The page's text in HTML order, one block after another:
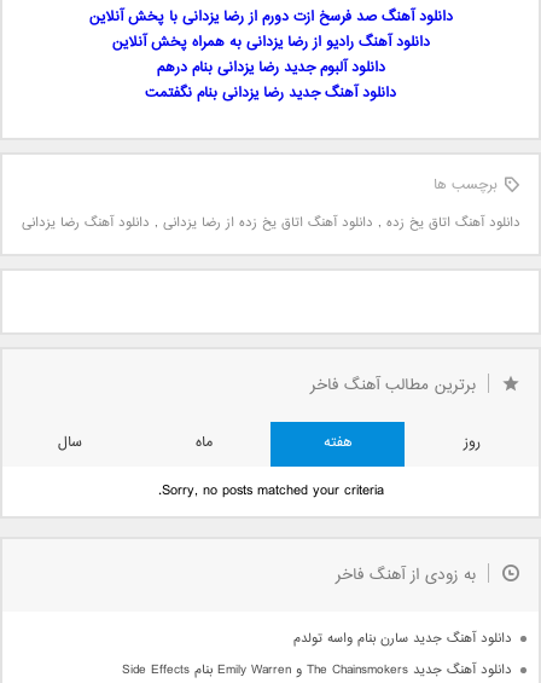
دانلود آهنگ صد فرسخ ازت دورم از رضا یزدانی با پخش آنلاین
دانلود آهنگ رادیو از رضا یزدانی به همراه پخش آنلاین
دانلود آلبوم جدید رضا یزدانی بنام درهم
دانلود آهنگ جدید رضا یزدانی بنام نگفتمت
برچسب ها
دانلود آهنگ اتاق یخ زده , دانلود آهنگ اتاق یخ زده از رضا یزدانی , دانلود آهنگ رضا یزدانی
برترین مطالب آهنگ فاخر
روز هفته ماه
سال
Sorry, no posts matched your criteria.
به زودی از آهنگ فاخر
دانلود آهنگ جدید سارن بنام واسه تولدم
دانلود آهنگ جدید The Chainsmokers و Emily Warren بنام Side Effects